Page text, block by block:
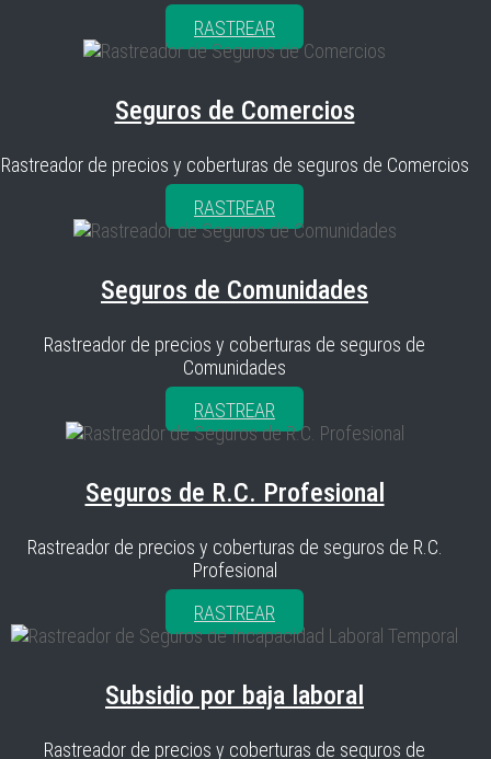
RASTREAR
Seguros de Comercios
Rastreador de precios y coberturas de seguros de Comercios
RASTREAR
Seguros de Comunidades
Rastreador de precios y coberturas de seguros de
Comunidades
RASTREAR
Seguros de R.C. Profesional
Rastreador de precios y coberturas de seguros de R.C.
Profesional
RASTREAR
Subsidio por baja laboral
Rastreador de precios y coberturas de seguros de